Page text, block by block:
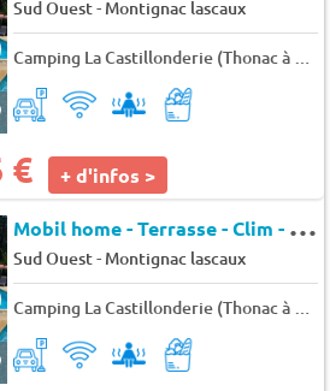
Sud Ouest- Montignac lascaux
€ + d'infos >
M
obil home - Terrasse - Clim - TV 6 pers.
Sud Ouest- Montignac lascaux
Camping La Castillonderie (Thonac à 4 km)